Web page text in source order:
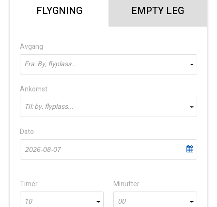
FLYGNING EMPTY LEG
Avgang
Fra: By, flyplass...
Ankomst
Til: by, flyplass...
Dato
Timer
10
Minutter
00